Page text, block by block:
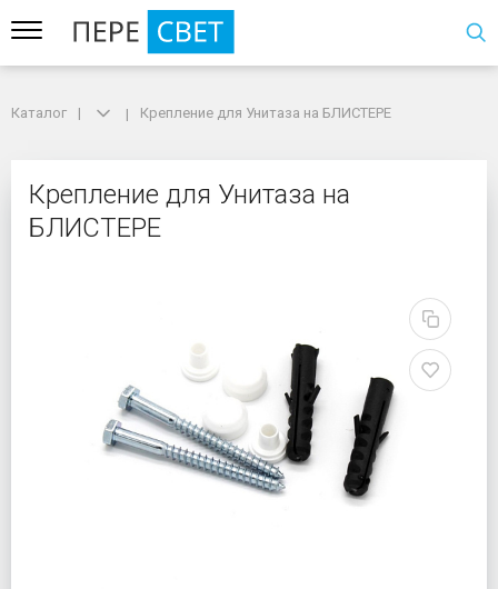
Крепление для Унитаза на БЛИСТЕРЕ
Каталог Крепление для Унитаза на БЛИСТЕРЕ
Крепление для Унитаза на
БЛИСТЕРЕ